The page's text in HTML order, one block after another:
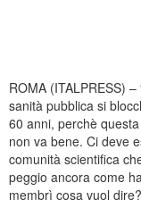
ROMA (ITALPRESS)
sanità pubblica si
60 anni, perchè
non va bene. Ci deve
comunità scientifica
peggio ancora come
membrì cosa vuol